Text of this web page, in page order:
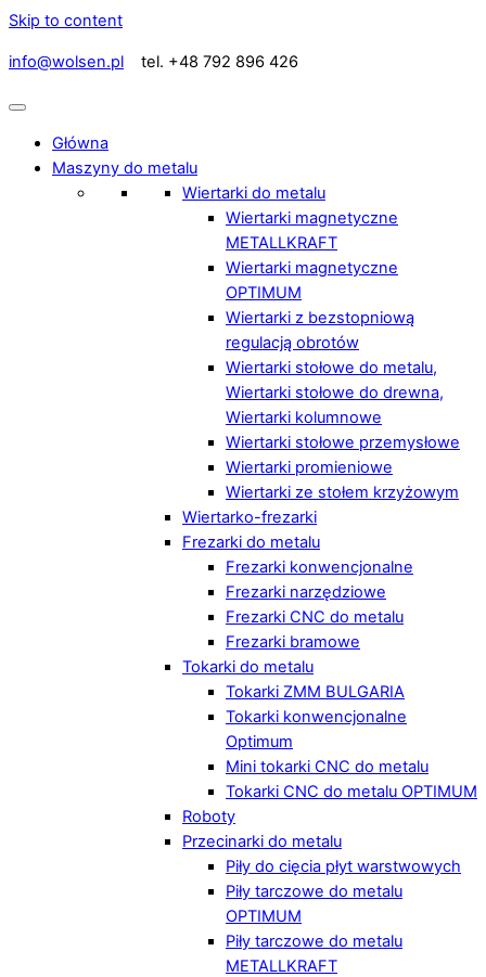
Skip to content
info@wolsen.pl tel. +48 792 896 426
Główna
Maszyny do metalu
Wiertarki do metalu
Wiertarki magnetyczne
METALLKRAFT
Wiertarki magnetyczne
OPTIMUM
Wiertarki z bezstopniową
regulacją obrotów
Wiertarki stołowe do metalu,
Wiertarki stołowe do drewna,
Wiertarki kolumnowe
Wiertarki stołowe przemysłowe
Wiertarki promieniowe
Wiertarki ze stołem krzyżowym
Wiertarko-frezarki
Frezarki do metalu
Frezarki konwencjonalne
Frezarki narzędziowe
Frezarki CNC do metalu
Frezarki bramowe
Tokarki do metalu
Tokarki ZMM BULGARIA
Tokarki konwencjonalne
Optimum
Mini tokarki CNC do metalu
Tokarki CNC do metalu OPTIMUM
Roboty
Przecinarki do metalu
Piły do cięcia płyt warstwowych
Piły tarczowe do metalu
OPTIMUM
Piły tarczowe do metalu
METALLKRAFT